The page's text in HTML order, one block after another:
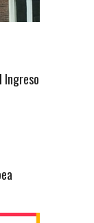
Ingreso